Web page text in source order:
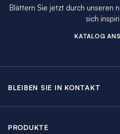
Blättern Sie jetzt durch unseren
sich
KATALOG
BLEIBEN SIE IN KONTAKT
PRODUKTE